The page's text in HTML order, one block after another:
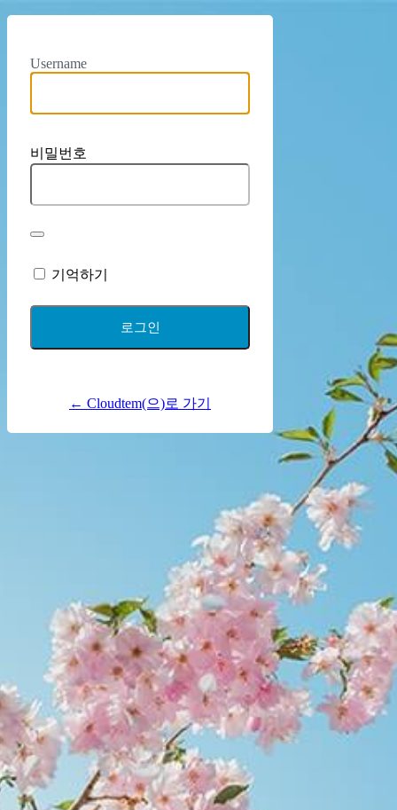
Username
비밀번호
기억하기
← Cloudtem(으)로 가기